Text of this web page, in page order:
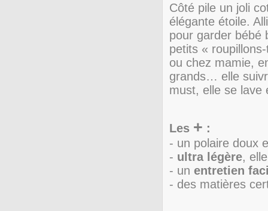
Côté pile un joli
élégante étoile.
pour garder bébé
petits «
ou chez mamie,
grands… elle
must, elle se
Les + :
- un polaire doux
- ultra légère,
- un entretien
- des matières